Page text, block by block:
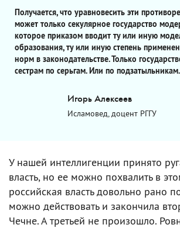
Получается, что уравновесить эти
может только секулярное государство
которое приказом вводит ту или иную
образования, ту или иную степень
норм в законодательстве. Только
сестрам по серьгам. Или по подзатыльникам.
Игорь Алексеев
Исламовед, доцент РГГУ
У нашей интеллигенции принято
власть, но ее можно похвалить в
российская власть довольно рано
можно действовать и закончила
Чечне. А третьей не произошло.